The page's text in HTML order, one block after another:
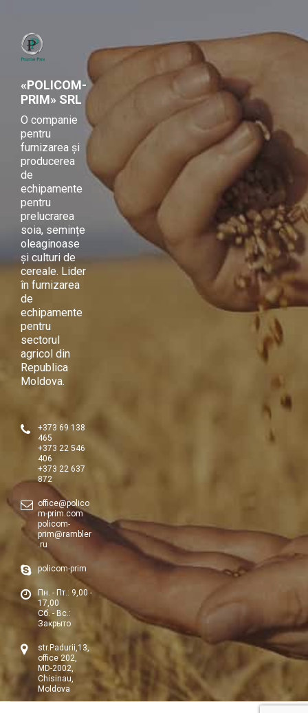
«POLICOM-
PRIM» SRL
O companie
pentru
furnizarea și
producerea
de
echipamente
pentru
prelucrarea
soia, semințe
oleaginoase
și culturi de
cereale. Lider
în furnizarea
de
echipamente
pentru
sectorul
agricol din
Republica
Moldova.
+373 69 138
465
+373 22 546
406
+373 22 637
872
office@polico
m-prim.com
policom-
prim@rambler
.ru
policom-prim
Пн. - Пт.: 9,00 -
17,00
Сб. - Вс.:
Закрыто
str.Padurii,13,
office 202,
MD-2002,
Chisinau,
Moldova